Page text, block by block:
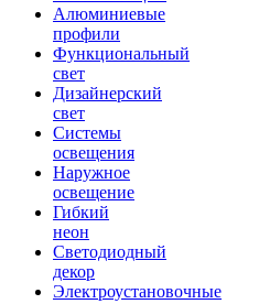
Алюминиевые
профили
Функциональный
свет
Дизайнерский
свет
Системы
освещения
Наружное
освещение
Гибкий
неон
Светодиодный
декор
Электроустановочные